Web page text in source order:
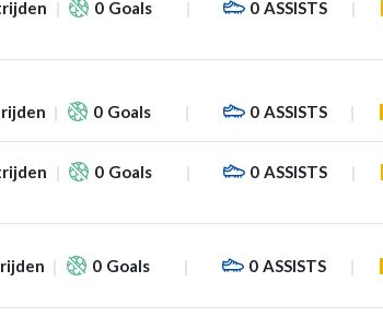
0 Goals 0 ASSISTS
0 Goals 0 ASSISTS
0 Goals 0 ASSISTS
0 Goals 0 ASSISTS